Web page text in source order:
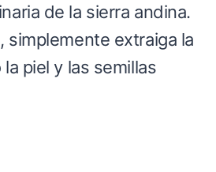
de la sierra andina.
simplemente extraiga la
piel y las semillas